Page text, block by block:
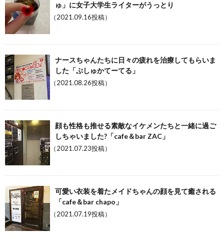
ゅ」に女子大学生ライターがうっとり
（2021.09.16投稿）
ナースちゃんたちに日々の疲れを治療してもらいま
した「ぷしゅかてーてる」
（2021.08.26投稿）
顔も性格も推せる素敵なイケメンたちと一緒に過ご
しちゃいました?「cafe＆bar ZAC」
（2021.07.23投稿）
可愛い衣装を着たメイドちゃんの顔を見て癒される
「cafe＆bar chapo」
（2021.07.19投稿）